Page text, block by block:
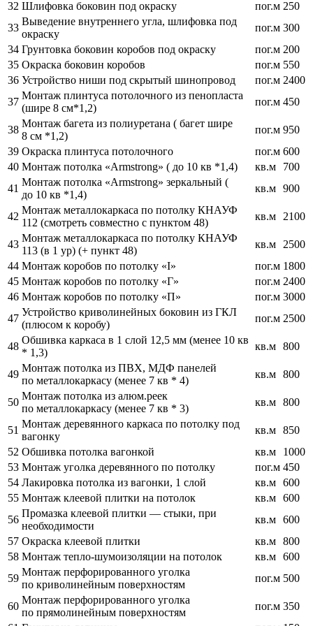
32 Шлифовка боковин под окраску пог.м 250
33
Выведение внутреннего угла, шлифовка под
окраску
пог.м 300
34 Грунтовка боковин коробов под окраску пог.м 200
35 Окраска боковин коробов пог.м 550
36 Устройство ниши под скрытый шинопровод пог.м 2400
37
Монтаж плинтуса потолочного из пенопласта
(шире 8 см*1,2)
пог.м 450
38
Монтаж багета из полиуретана ( багет шире
8 см *1,2)
пог.м 950
39 Окраска плинтуса потолочного пог.м 600
40 Монтаж потолка «Armstrong» ( до 10 кв *1,4) кв.м
700
41
Монтаж потолка «Armstrong» зеркальный (
до 10 кв *1,4)
кв.м 900
42
Монтаж металлокаркаса по потолку КНАУФ
112 (смотреть совместно с пунктом 48)
кв.м 2100
43
Монтаж металлокаркаса по потолку КНАУФ
113 (в 1 ур) (+ пункт 48)
кв.м 2500
44 Монтаж коробов по потолку «I» пог.м 1800
45 Монтаж коробов по потолку «Г» пог.м 2400
46 Монтаж коробов по потолку «П» пог.м 3000
47
Устройство криволинейных боковин из ГКЛ
(плюсом к коробу)
пог.м 2500
48
Обшивка каркаса в 1 слой 12,5 мм (менее 10 кв
* 1,3)
кв.м 800
49
Монтаж потолка из ПВХ, МДФ панелей
по металлокаркасу (менее 7 кв * 4)
кв.м 800
50
Монтаж потолка из алюм.реек
по металлокаркасу (менее 7 кв * 3)
кв.м 800
51
Монтаж деревянного каркаса по потолку под
вагонку
кв.м 850
52 Обшивка потолка вагонкой кв.м
1000
53 Монтаж уголка деревянного по потолку пог.м 450
54 Лакировка потолка из вагонки, 1 слой кв.м 600
55 Монтаж клеевой плитки на потолок кв.м 600
56
Промазка клеевой плитки — стыки, при
необходимости
кв.м 600
57 Окраска клеевой плитки кв.м 800
58 Монтаж тепло-шумоизоляции на потолок кв.м 600
59
Монтаж перфорированного уголка
по криволинейным поверхностям
пог.м 500
60
Монтаж перфорированного уголка
по прямолинейным поверхностям
пог.м 350